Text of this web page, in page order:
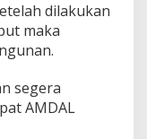
dilakukan
maka
segera
AMDAL